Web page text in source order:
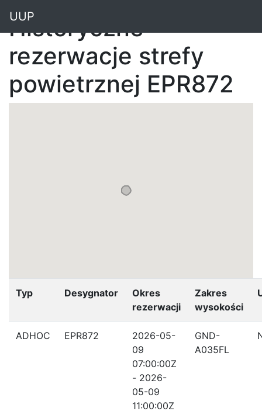
UUP
Historyczne
rezerwacje strefy
powietrznej EPR872
Typ Desygnator
Okres
rezerwacji
Zakres
wysokości
ADHOC EPR872
2026-05-
09
07:00:00Z
- 2026-
05-09
11:00:00Z
GND-
A035FL